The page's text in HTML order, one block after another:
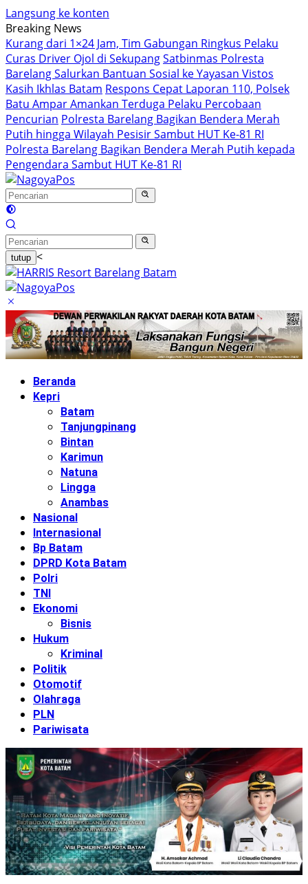
Langsung ke konten
Breaking News
Kurang dari 1×24 Jam, Tim Gabungan Ringkus Pelaku
Curas Driver Ojol di SekupangSatbinmas Polresta
Barelang Salurkan Bantuan Sosial ke Yayasan Vistos
Kasih Ikhlas Batam Respons Cepat Laporan 110, Polsek
Batu Ampar Amankan Terduga Pelaku Percobaan
Pencurian Polresta Barelang Bagikan Bendera Merah
Putih hingga Wilayah Pesisir Sambut HUT Ke-81 RI
Polresta Barelang Bagikan Bendera Merah Putih kepada
Pengendara Sambut HUT Ke-81 RI
tutup <
Beranda
Kepri
Batam
Tanjungpinang
Bintan
Karimun
Natuna
Lingga
Anambas
Nasional
Internasional
Bp Batam
DPRD Kota Batam
Polri
TNI
Ekonomi
Bisnis
Hukum
Kriminal
Politik
Otomotif
Olahraga
PLN
Pariwisata